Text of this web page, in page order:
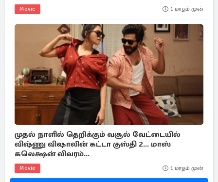
Movie 1 மாதம் முன்
முதல் நாளில் தெறிக்கும் வசூல் வேட்டையில்
விஷ்ணு விஷாலின் கட்டா குஸ்தி 2... மாஸ்
கலெக்ஷன் விவரம்...
Movie 1 மாதம் முன்